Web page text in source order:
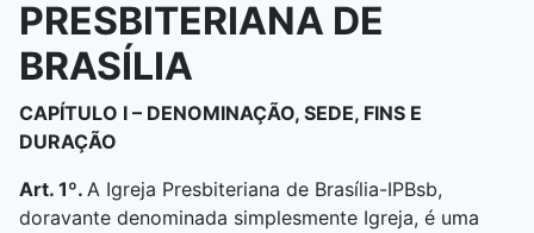
PRESBITERIANA DE
BRASÍLIA
CAPÍTULO I – DENOMINAÇÃO, SEDE, FINS E
DURAÇÃO
Art. 1º. A Igreja Presbiteriana de Brasília-IPBsb,
doravante denominada simplesmente Igreja, é uma